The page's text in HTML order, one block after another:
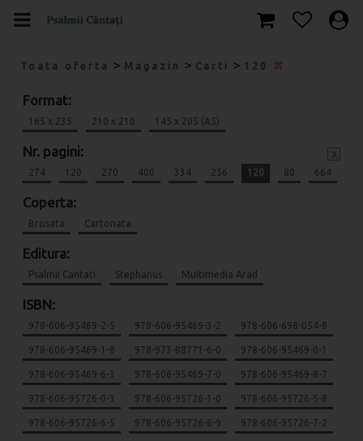
Toata oferta > Magazin > Carti > 120
Format:
165 x 235 210 x 210 145 x 205 (A5)
Nr. pagini:
274 120 270 400 334 256 120 80 664
Coperta:
Brosata Cartonata
Editura:
Psalmii Cantati Stephanus Multimedia Arad
ISBN:
978-606-95469-2-5 978-606-95469-3-2 978-606-698-054-8
978-606-95469-1-8 978-973-88771-6-0 978-606-95469-0-1
978-606-95469-6-3 978-606-95469-7-0 978-606-95469-8-7
978-606-95726-0-3 978-606-95726-1-0 978-606-95726-5-8
978-606-95726-6-5 978-606-95726-8-9 978-606-95726-7-2